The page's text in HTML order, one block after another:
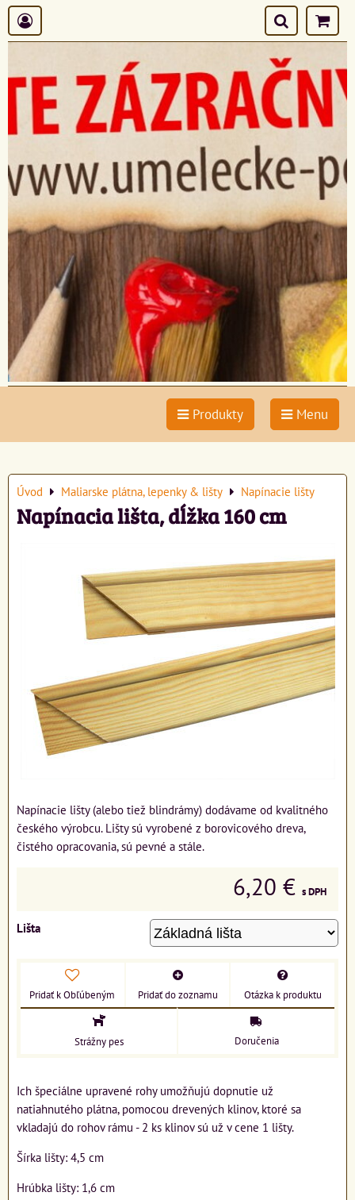
Produkty Menu
Úvod Maliarske plátna, lepenky & lišty Napínacie lišty
Napínacia lišta, dĺžka 160 cm
Napínacie lišty (alebo tiež blindrámy) dodávame od kvalitného
českého výrobcu. Lišty sú vyrobené z borovicového dreva,
čistého opracovania, sú pevné a stále.
6,20 € s DPH
Lišta
Pridať k Obľúbeným Pridať do zoznamu Otázka k produktu
Strážny pes Doručenia
Ich špeciálne upravené rohy umožňujú dopnutie už
natiahnutého plátna, pomocou drevených klinov, ktoré sa
vkladajú do rohov rámu - 2 ks klinov sú už v cene 1 lišty.
Šírka lišty: 4,5 cm
Hrúbka lišty: 1,6 cm